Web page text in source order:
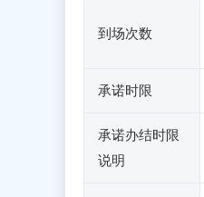
到场次数
承诺时限
承诺办结时限
说明